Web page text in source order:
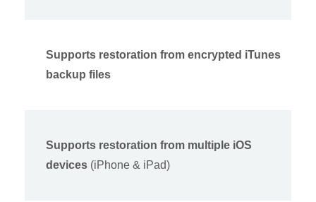
Supports restoration from encrypted iTunes
backup files
Supports restoration from multiple iOS
devices (iPhone & iPad)